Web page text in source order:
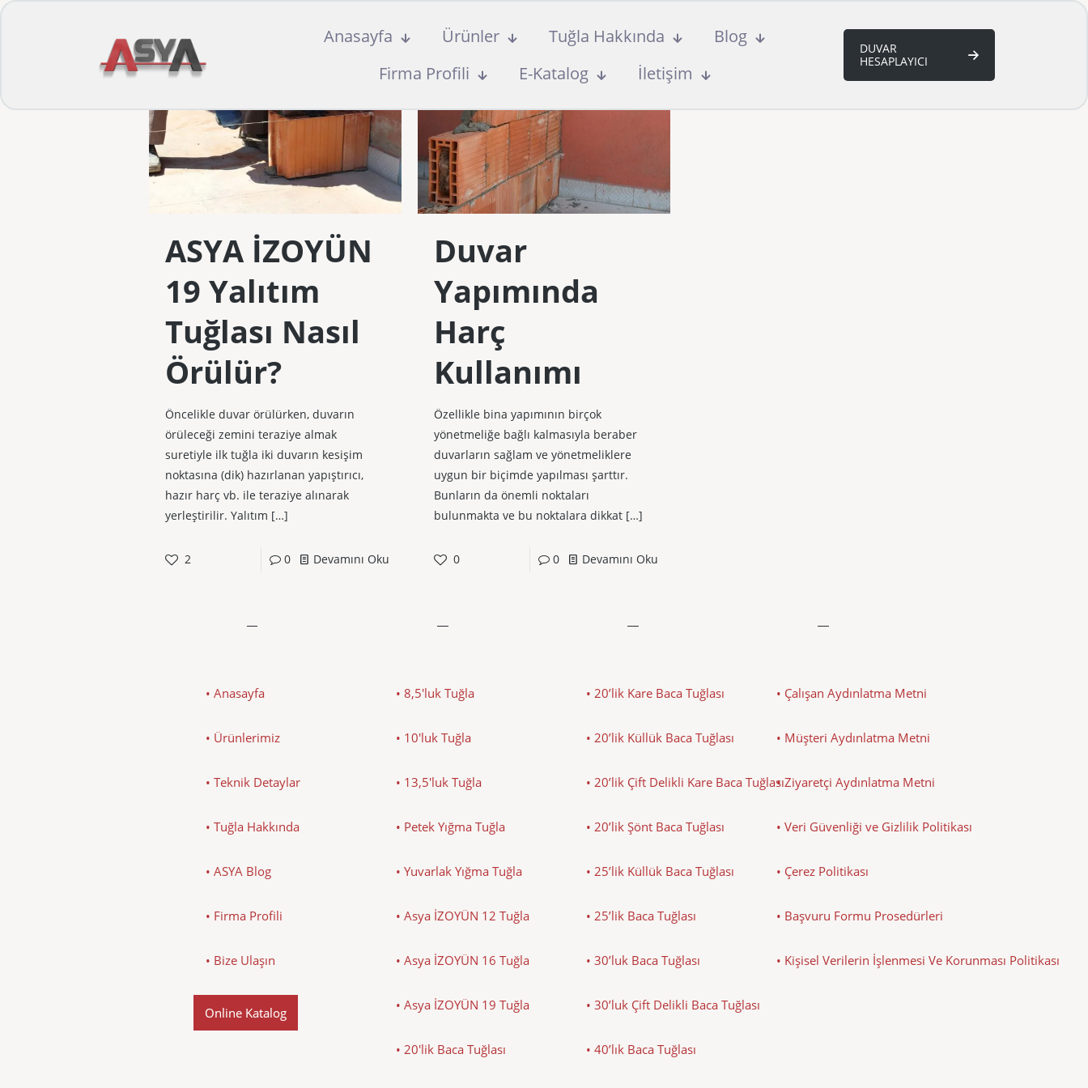
Anasayfa Ürünler Tuğla Hakkında
Blog
Firma Profili
E-Katalog İletişim
DUVAR
HESAPLAYICI
ASYA İZOYÜN
19 Yalıtım
Tuğlası Nasıl
Örülür?
Öncelikle duvar örülürken, duvarın
örüleceği zemini teraziye almak
suretiyle ilk tuğla iki duvarın kesişim
noktasına (dik) hazırlanan yapıştırıcı,
hazır harç vb. ile teraziye alınarak
yerleştirilir. Yalıtım […]
2 0 Devamını Oku
Duvar
Yapımında
Harç
Kullanımı
Özellikle bina yapımının birçok
yönetmeliğe bağlı kalmasıyla beraber
duvarların sağlam ve yönetmeliklere
uygun bir biçimde yapılması şarttır.
Bunların da önemli noktaları
bulunmakta ve bu noktalara dikkat[…]
0 0 Devamını Oku
• Anasayfa
• Ürünlerimiz
• Teknik Detaylar
• Tuğla Hakkında
• ASYA Blog
• Firma Profili
• Bize Ulaşın
Online Katalog
• 8,5'luk Tuğla
• 10'luk Tuğla
• 13,5'luk Tuğla
• Petek Yığma Tuğla
• Yuvarlak Yığma Tuğla
• Asya İZOYÜN 12 Tuğla
• Asya İZOYÜN 16 Tuğla
• Asya İZOYÜN 19 Tuğla
• 20'lik Baca Tuğlası
• 20’lik Kare Baca Tuğlası
• 20’lik Küllük Baca Tuğlası
• 20’lik Çift Delikli Kare Baca Tuğlası
• 20’lik Şönt Baca Tuğlası
• 25’lik Küllük Baca Tuğlası
• 25’lik Baca Tuğlası
• 30’luk Baca Tuğlası
• 30’luk Çift Delikli Baca Tuğlası
• 40’lık Baca Tuğlası
• Çalışan Aydınlatma Metni
• Müşteri Aydınlatma Metni
• Ziyaretçi Aydınlatma Metni
• Veri Güvenliği ve Gizlilik Politikası
• Çerez Politikası
• Başvuru Formu Prosedürleri
• Kişisel Verilerin İşlenmesi Ve Korunması Politikası